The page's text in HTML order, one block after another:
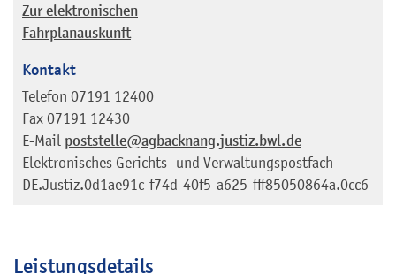
Zur elektronischen
Fahrplanauskunft
Kontakt
Telefon 07191 12400
Fax 07191 12430
E-Mail poststelle@agbacknang.justiz.bwl.de
Elektronisches Gerichts- und Verwaltungspostfach
DE.Justiz.0d1ae91c-f74d-40f5-a625-fff85050864a.0cc6
Leistungsdetails